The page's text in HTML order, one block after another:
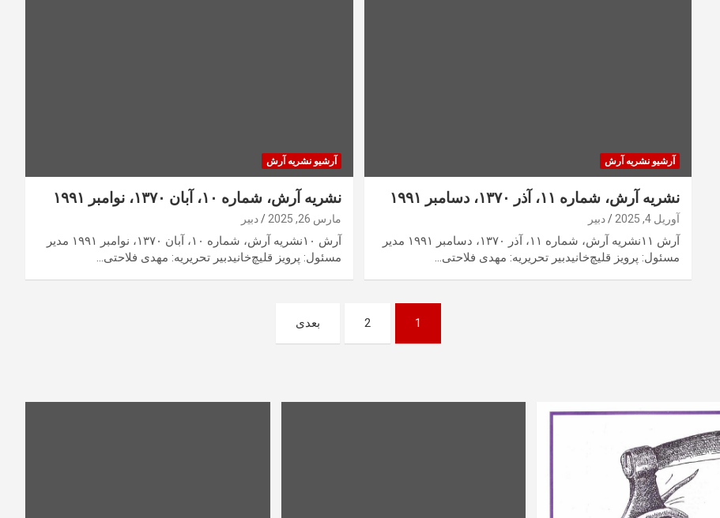
آرشیو نشریه آرش
نشریه آرش، شماره ۱۱، آذر ۱۳۷۰، دسامبر ۱۹۹۱
آوریل 4, 2025 دبیر
آرش ۱۱نشریه آرش، شماره ۱۱، آذر ۱۳۷۰، دسامبر ۱۹۹۱ مدیر
مسئول: پرویز قلیچ‌خانیدبیر تحریریه: مهدی فلاحتی…
آرشیو نشریه آرش
نشریه آرش، شماره ۱۰، آبان ۱۳۷۰، نوامبر ۱۹۹۱
مارس 26, 2025 دبیر
آرش ۱۰نشریه آرش، شماره ۱۰، آبان ۱۳۷۰، نوامبر ۱۹۹۱ مدیر
مسئول: پرویز قلیچ‌خانیدبیر تحریریه: مهدی فلاحتی…
1
2 بعدی